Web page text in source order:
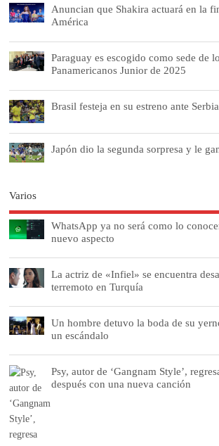
Anuncian que Shakira actuará en la
América
Paraguay es escogido como sede de
Panamericanos Junior de 2025
Brasil festeja en su estreno ante Serbia
Japón dio la segunda sorpresa y le
Varios
WhatsApp ya no será como lo
nuevo aspecto
La actriz de «Infiel» se encuentra
terremoto en Turquía
Un hombre detuvo la boda de su
un escándalo
Psy, autor de ‘Gangnam Style’,
después con una nueva canción